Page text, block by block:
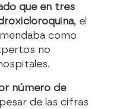
que en tres
, el
como
no
número de
de las cifras